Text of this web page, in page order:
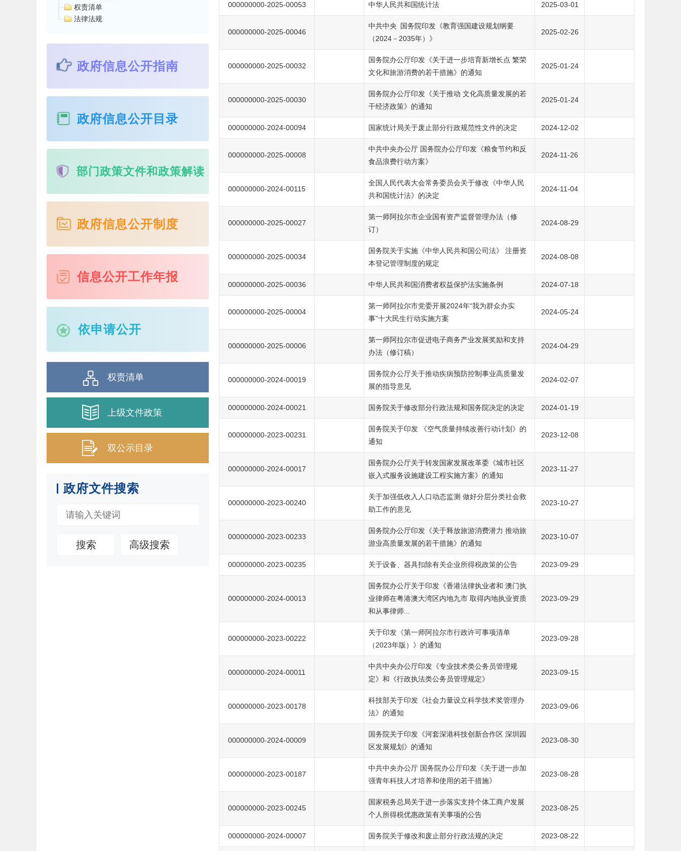
权责清单
法律法规
政府信息公开指南
政府信息公开目录
部门政策文件和政策解读
政府信息公开制度
信息公开工作年报
依申请公开
权责清单
上级文件政策
双公示目录
政府文件搜索
搜索 高级搜索
000000000-2025-00053 中华人民共和国统计法 2025-03-01
000000000-2025-00046
中共中央 国务院印发《教育强国建设规划纲要
（2024－2035年）》
2025-02-26
000000000-2025-00032
国务院办公厅印发《关于进一步培育新增长点 繁荣
文化和旅游消费的若干措施》的通知
2025-01-24
000000000-2025-00030
国务院办公厅印发《关于推动 文化高质量发展的若
干经济政策》的通知
2025-01-24
000000000-2024-00094 国家统计局关于废止部分行政规范性文件的决定 2024-12-02
000000000-2025-00008
中共中央办公厅 国务院办公厅印发《粮食节约和反
食品浪费行动方案》
2024-11-26
000000000-2024-00115
全国人民代表大会常务委员会关于修改《中华人民
共和国统计法》的决定
2024-11-04
000000000-2025-00027
第一师阿拉尔市企业国有资产监督管理办法（修
订）
2024-08-29
000000000-2025-00034
国务院关于实施《中华人民共和国公司法》 注册资
本登记管理制度的规定
2024-08-08
000000000-2025-00036 中华人民共和国消费者权益保护法实施条例 2024-07-18
000000000-2025-00004
第一师阿拉尔市党委开展2024年“我为群众办实
事”十大民生行动实施方案
2024-05-24
000000000-2025-00006
第一师阿拉尔市促进电子商务产业发展奖励和支持
办法（修订稿）
2024-04-29
000000000-2024-00019
国务院办公厅关于推动疾病预防控制事业高质量发
展的指导意见
2024-02-07
000000000-2024-00021 国务院关于修改部分行政法规和国务院决定的决定 2024-01-19
000000000-2023-00231
国务院关于印发 《空气质量持续改善行动计划》的
通知
2023-12-08
000000000-2024-00017
国务院办公厅关于转发国家发展改革委《城市社区
嵌入式服务设施建设工程实施方案》的通知
2023-11-27
000000000-2023-00240
关于加强低收入人口动态监测 做好分层分类社会救
助工作的意见
2023-10-27
000000000-2023-00233
国务院办公厅印发《关于释放旅游消费潜力 推动旅
游业高质量发展的若干措施》的通知
2023-10-07
000000000-2023-00235 关于设备、器具扣除有关企业所得税政策的公告 2023-09-29
000000000-2024-00013
国务院办公厅关于印发《香港法律执业者和 澳门执
业律师在粤港澳大湾区内地九市 取得内地执业资质
和从事律师...
2023-09-29
000000000-2023-00222
关于印发《第一师阿拉尔市行政许可事项清单
（2023年版）》的通知
2023-09-28
000000000-2024-00011
中共中央办公厅印发《专业技术类公务员管理规
定》和《行政执法类公务员管理规定》
2023-09-15
000000000-2023-00178
科技部关于印发《社会力量设立科学技术奖管理办
法》的通知
2023-09-06
000000000-2024-00009
国务院关于印发《河套深港科技创新合作区 深圳园
区发展规划》的通知
2023-08-30
000000000-2023-00187
中共中央办公厅 国务院办公厅印发《关于进一步加
强青年科技人才培养和使用的若干措施》
2023-08-28
000000000-2023-00245
国家税务总局关于进一步落实支持个体工商户发展
个人所得税优惠政策有关事项的公告
2023-08-25
000000000-2024-00007 国务院关于修改和废止部分行政法规的决定 2023-08-22